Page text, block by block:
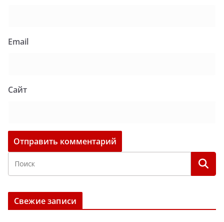
Email
Сайт
Свежие записи